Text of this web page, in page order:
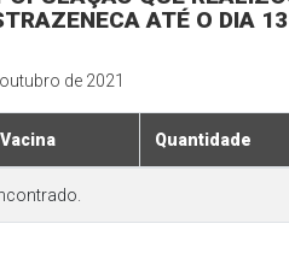
ATÉ O DIA
de 2021
Vacina Quantidade